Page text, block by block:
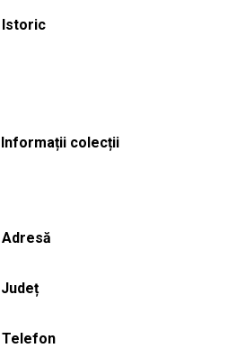
Istoric
Informații colecții
Adresă
Județ
Telefon